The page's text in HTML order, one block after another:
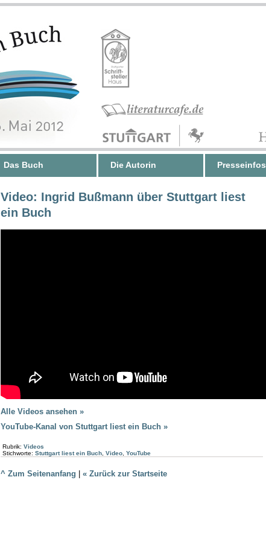
Das Buch Die Autorin Presseinfos
Video: Ingrid Bußmann über Stuttgart liest
ein Buch
Alle Videos ansehen »
YouTube-Kanal von Stuttgart liest ein Buch »
Rubrik: Videos
Stichworte: Stuttgart liest ein Buch Video YouTube
^ Zum Seitenanfang « Zurück zur Startseite